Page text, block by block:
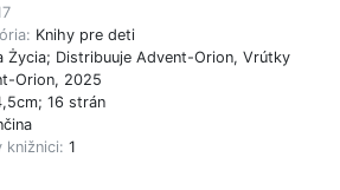
Knihy pre deti
Życia; Distribuuje Advent-Orion, Vrútky
Orion, 2025
16 strán
knižnici: 1